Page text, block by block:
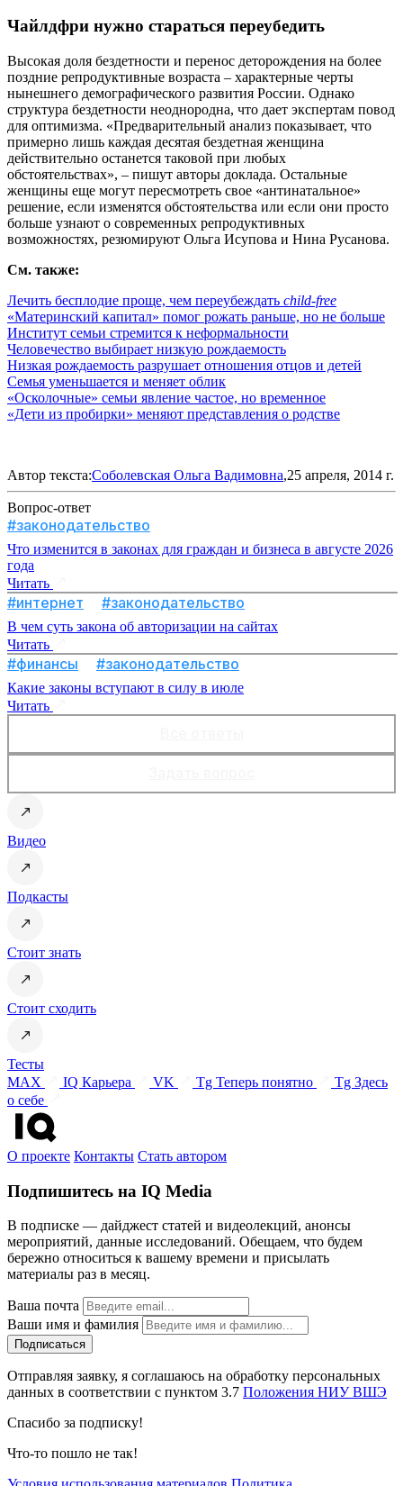
Чайлдфри нужно стараться переубедить
Высокая доля бездетности и перенос деторождения на более
поздние репродуктивные возраста – характерные черты
нынешнего демографического развития России. Однако
структура бездетности неоднородна, что дает экспертам повод
для оптимизма. «Предварительный анализ показывает, что
примерно лишь каждая десятая бездетная женщина
действительно останется таковой при любых
обстоятельствах», – пишут авторы доклада. Остальные
женщины еще могут пересмотреть свое «антинатальное»
решение, если изменятся обстоятельства или если они просто
больше узнают о современных репродуктивных
возможностях, резюмируют Ольга Исупова и Нина Русанова.
См. также:
Лечить бесплодие проще, чем переубеждать child-free
«Материнский капитал» помог рожать раньше, но не больше
Институт семьи стремится к неформальности
Человечество выбирает низкую рождаемость
Низкая рождаемость разрушает отношения отцов и детей
Семья уменьшается и меняет облик
«Осколочные» семьи явление частое, но временное
«Дети из пробирки» меняют представления о родстве
Автор текста:Соболевская Ольга Вадимовна,25 апреля, 2014 г.
Вопрос-ответ
#законодательство
Что изменится в законах для граждан и бизнеса в августе 2026
года
Читать
#интернет #законодательство
В чем суть закона об авторизации на сайтах
Читать
#финансы #законодательство
Какие законы вступают в силу в июле
Читать
Видео
Подкасты
Стоит знать
Стоит сходить
Тесты
MAX
IQ Карьера VK Tg Теперь понятно
Tg Здесь
о себе
О проекте Контакты Стать автором
Подпишитесь на IQ Media
В подписке — дайджест статей и видеолекций, анонсы
мероприятий, данные исследований. Обещаем, что будем
бережно относиться к вашему времени и присылать
материалы раз в месяц.
Ваша почта
Ваши имя и фамилия
Отправляя заявку, я соглашаюсь на обработку персональных
данных в соответствии с пунктом 3.7 Положения НИУ ВШЭ
Спасибо за подписку!
Что-то пошло не так!